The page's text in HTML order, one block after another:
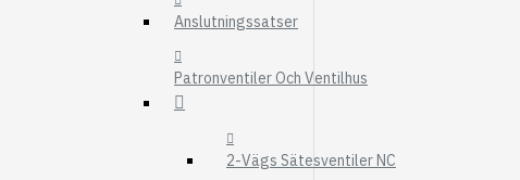
LUFTFILTER
Anslutningssatser
Patronventiler Och Ventilhus
2-Vägs Sätesventiler NC